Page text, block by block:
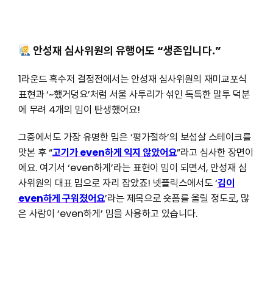
안성재 심사위원의 유행어도 “생존입니다.”
1라운드 흑수저 결정전에서는 안성재 심사위원의 재미교포식
표현과 ‘~했거덩요’처럼 서울 사투리가 섞인 독특한 말투 덕분
에 무려 4개의 밈이 탄생했어요!
그중에서도 가장 유명한 밈은 ‘평가절하’의 보섭살 스테이크를
맛본 후 “고기가 even하게 익지 않았어요”라고 심사한 장면이
에요. 여기서 ‘even하게’라는 표현이 밈이 되면서, 안성재 심
사위원의 대표 밈으로 자리 잡았죠! 넷플릭스에서도 ‘김이
even하게 구워졌어요’라는 제목으로 숏폼를 올릴 정도로, 많
은 사람이 ‘even하게’ 밈을 사용하고 있습니다.